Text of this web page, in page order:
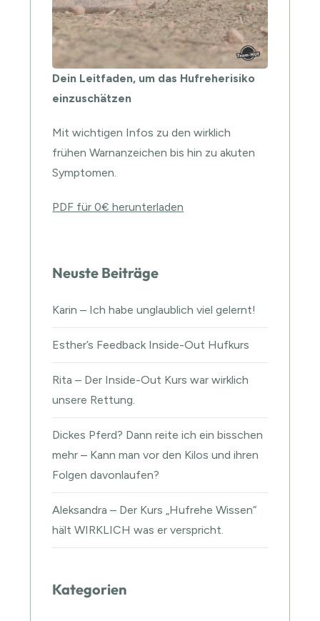
Dein Leitfaden, um das Hufreherisiko
einzuschätzen
Mit wichtigen Infos zu den wirklich
frühen Warnanzeichen bis hin zu akuten
Symptomen.
PDF für 0€ herunterladen
Neuste Beiträge
Karin – Ich habe unglaublich viel gelernt!
Esther’s Feedback Inside-Out Hufkurs
Rita – Der Inside-Out Kurs war wirklich
unsere Rettung.
Dickes Pferd? Dann reite ich ein bisschen
mehr – Kann man vor den Kilos und ihren
Folgen davonlaufen?
Aleksandra – Der Kurs „Hufrehe Wissen“
hält WIRKLICH was er verspricht.
Kategorien